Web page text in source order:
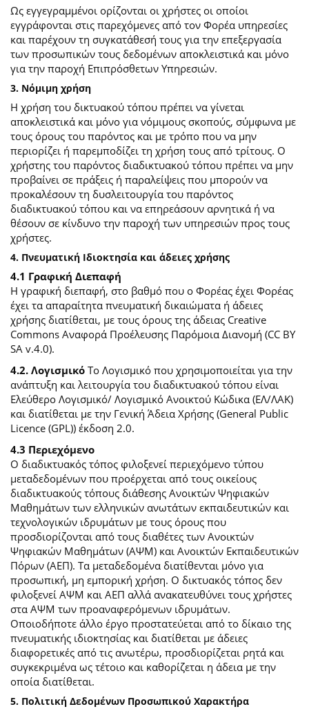
Ως εγγεγραμμένοι ορίζονται οι χρήστες οι οποίοι
εγγράφονται στις παρεχόμενες από τον Φορέα υπηρεσίες
και παρέχουν τη συγκατάθεσή τους για την επεξεργασία
των προσωπικών τους δεδομένων αποκλειστικά και μόνο
για την παροχή Επιπρόσθετων Υπηρεσιών.
3. Νόμιμη χρήση
Η χρήση του δικτυακού τόπου πρέπει να γίνεται
αποκλειστικά και μόνο για νόμιμους σκοπούς, σύμφωνα με
τους όρους του παρόντος και με τρόπο που να μην
περιορίζει ή παρεμποδίζει τη χρήση τους από τρίτους. Ο
χρήστης του παρόντος διαδικτυακού τόπου πρέπει να μην
προβαίνει σε πράξεις ή παραλείψεις που μπορούν να
προκαλέσουν τη δυσλειτουργία του παρόντος
διαδικτυακού τόπου και να επηρεάσουν αρνητικά ή να
θέσουν σε κίνδυνο την παροχή των υπηρεσιών προς τους
χρήστες.
4. Πνευματική Ιδιοκτησία και άδειες χρήσης
4.1 Γραφική Διεπαφή
Η γραφική διεπαφή, στο βαθμό που ο Φορέας έχει Φορέας
έχει τα απαραίτητα πνευματική δικαιώματα ή άδειες
χρήσης διατίθεται, με τους όρους της άδειας Creative
Commons Αναφορά Προέλευσης Παρόμοια Διανομή (CC BY
SA v.4.0).
4.2. ΛογισμικόΤο Λογισμικό που χρησιμοποιείται για την
ανάπτυξη και λειτουργία του διαδικτυακού τόπου είναι
Ελεύθερο Λογισμικό/ Λογισμικό Ανοικτού Κώδικα (ΕΛ/ΛΑΚ)
και διατίθεται με την Γενική Άδεια Χρήσης (General Public
Licence (GPL)) έκδοση 2.0.
4.3 Περιεχόμενο
O διαδικτυακός τόπος φιλοξενεί περιεχόμενο τύπου
μεταδεδομένων που προέρχεται από τους οικείους
διαδικτυακούς τόπους διάθεσης Ανοικτών Ψηφιακών
Μαθημάτων των ελληνικών ανωτάτων εκπαιδευτικών και
τεχνολογικών ιδρυμάτων με τους όρους που
προσδιορίζονται από τους διαθέτες των Ανοικτών
Ψηφιακών Μαθημάτων (ΑΨΜ) και Ανοικτών Εκπαιδευτικών
Πόρων (ΑΕΠ). Τα μεταδεδομένα διατίθενται μόνο για
προσωπική, μη εμπορική χρήση. Ο δικτυακός τόπος δεν
φιλοξενεί ΑΨΜ και ΑΕΠ αλλά ανακατευθύνει τους χρήστες
στα ΑΨΜ των προαναφερόμενων ιδρυμάτων.
Οποιοδήποτε άλλο έργο προστατεύεται από το δίκαιο της
πνευματικής ιδιοκτησίας και διατίθεται με άδειες
διαφορετικές από τις ανωτέρω, προσδιορίζεται ρητά και
συγκεκριμένα ως τέτοιο και καθορίζεται η άδεια με την
οποία διατίθεται.
5. Πολιτική Δεδομένων Προσωπικού Χαρακτήρα